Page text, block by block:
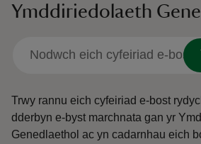
Ymddiriedolaeth
Trwy rannu eich cyfeiriad e-bost
dderbyn e-byst marchnata gan yr
Genedlaethol ac yn cadarnhau eich